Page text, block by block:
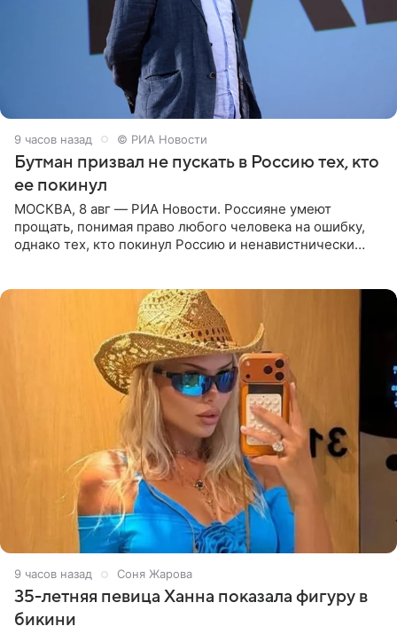
9 часов назад © РИА Новости
Бутман призвал не пускать в Россию тех, кто
ее покинул
МОСКВА, 8 авг — РИА Новости. Россияне умеют
прощать, понимая право любого человека на ошибку,
однако тех, кто покинул Россию и ненавистнически
9 часов назад Соня Жарова
35-летняя певица Ханна показала фигуру в
бикини